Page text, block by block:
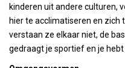
kinderen uit andere culturen,
hier te acclimatiseren en zich
verstaan ze elkaar niet, de
gedraagt je sportief en je hebt